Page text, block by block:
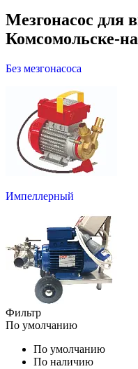
Мезгонасос для
Комсомольске-
Без мезгонасоса
Импеллерный
Фильтр
По умолчанию
По умолчанию
По наличию